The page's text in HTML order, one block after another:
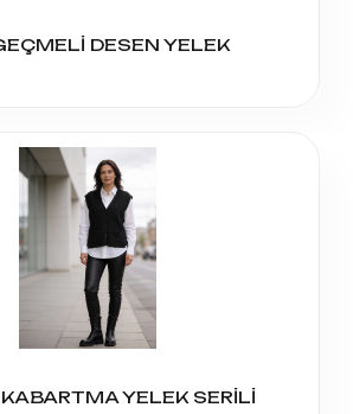
DESEN YELEK
YELEK SERİLİ